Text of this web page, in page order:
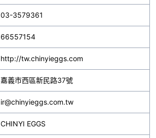
03-3579361
66557154
http://tw.chinyieggs.com
嘉義市西區新民路37號
ir@chinyieggs.com.tw
CHINYI EGGS